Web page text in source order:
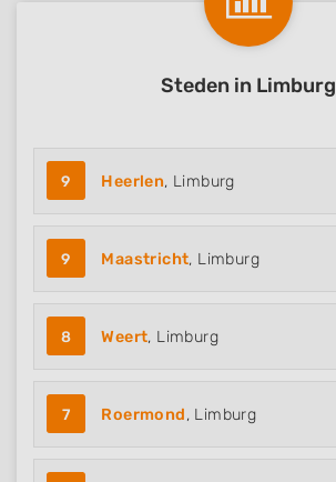
Steden in Limburg
9 Heerlen, Limburg
9 Maastricht, Limburg
8 Weert, Limburg
7 Roermond, Limburg